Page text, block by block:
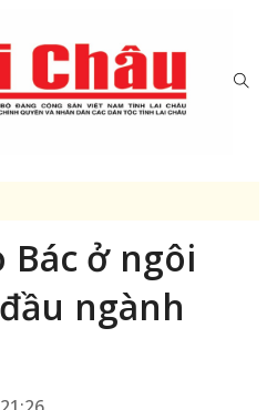
Bác ở ngôi
ngành